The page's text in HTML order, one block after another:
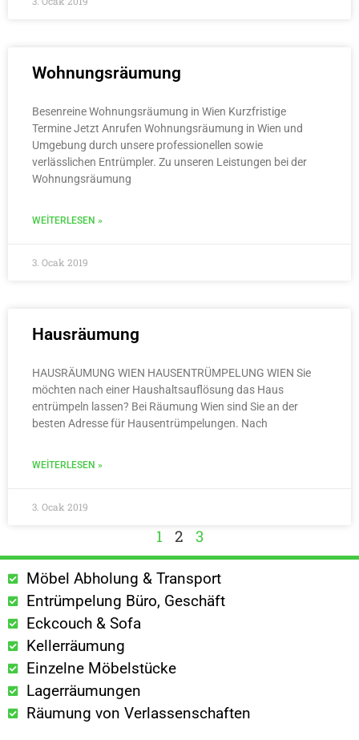
Wohnungsräumung
Besenreine Wohnungsräumung in Wien Kurzfristige
Termine Jetzt Anrufen Wohnungsräumung in Wien und
Umgebung durch unsere professionellen sowie
verlässlichen Entrümpler. Zu unseren Leistungen bei der
Wohnungsräumung
WEITERLESEN »
3. Ocak 2019
Hausräumung
HAUSRÄUMUNG WIEN HAUSENTRÜMPELUNG WIEN Sie
möchten nach einer Haushaltsauflösung das Haus
entrümpeln lassen? Bei Räumung Wien sind Sie an der
besten Adresse für Hausentrümpelungen. Nach
WEITERLESEN »
3. Ocak 2019
1 2 3
Möbel Abholung & Transport
Entrümpelung Büro, Geschäft
Eckcouch & Sofa
Kellerräumung
Einzelne Möbelstücke
Lagerräumungen
Räumung von Verlassenschaften